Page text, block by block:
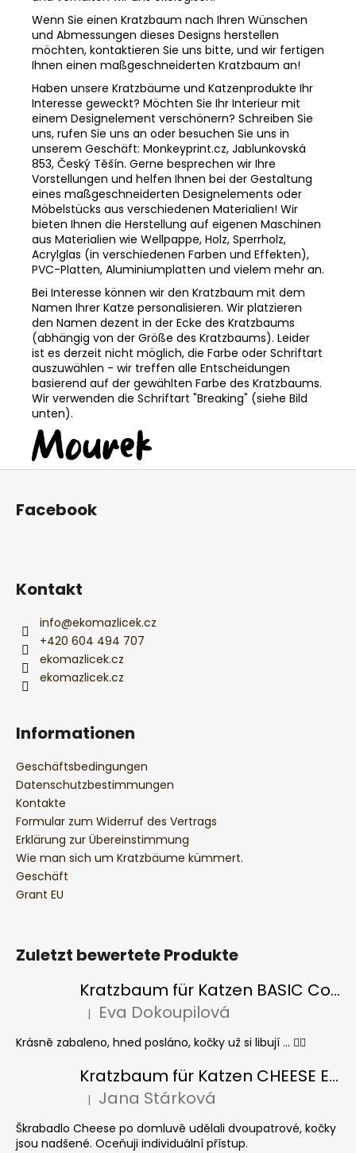
Wenn Sie einen Kratzbaum nach Ihren Wünschen
und Abmessungen dieses Designs herstellen
möchten, kontaktieren Sie uns bitte, und wir fertigen
Ihnen einen maßgeschneiderten Kratzbaum an!
Haben unsere Kratzbäume und Katzenprodukte Ihr
Interesse geweckt? Möchten Sie Ihr Interieur mit
einem Designelement verschönern? Schreiben Sie
uns, rufen Sie uns an oder besuchen Sie uns in
unserem Geschäft: Monkeyprint.cz, Jablunkovská
853, Český Těšín. Gerne besprechen wir Ihre
Vorstellungen und helfen Ihnen bei der Gestaltung
eines maßgeschneiderten Designelements oder
Möbelstücks aus verschiedenen Materialien! Wir
bieten Ihnen die Herstellung auf eigenen Maschinen
aus Materialien wie Wellpappe, Holz, Sperrholz,
Acrylglas (in verschiedenen Farben und Effekten),
PVC-Platten, Aluminiumplatten und vielem mehr an.
Bei Interesse können wir den Kratzbaum mit dem
Namen Ihrer Katze personalisieren. Wir platzieren
den Namen dezent in der Ecke des Kratzbaums
(abhängig von der Größe des Kratzbaums). Leider
ist es derzeit nicht möglich, die Farbe oder Schriftart
auszuwählen - wir treffen alle Entscheidungen
basierend auf der gewählten Farbe des Kratzbaums.
Wir verwenden die Schriftart "Breaking" (siehe Bild
unten).
Facebook
Kontakt
info@ekomazlicek.cz
+420 604 494 707
ekomazlicek.cz
ekomazlicek.cz
Informationen
Geschäftsbedingungen
Datenschutzbestimmungen
Kontakte
Formular zum Widerruf des Vertrags
Erklärung zur Übereinstimmung
Wie man sich um Kratzbäume kümmert.
Geschäft
Grant EU
Zuletzt bewertete Produkte
Kratzbaum für Katzen BASIC Colour
Die Produktbewertung beträgt 5 von 5 Sternen.
| Eva Dokoupilová
Krásně zabaleno, hned posláno, kočky už si libují ... 👍🏻
Kratzbaum für Katzen CHEESE ELIPSE colour
Die Produktbewertung beträgt 5 von 5 Sternen.
| Jana Stárková
Škrabadlo Cheese po domluvě udělali dvoupatrové, kočky
jsou nadšené. Oceňuji individuální přístup.